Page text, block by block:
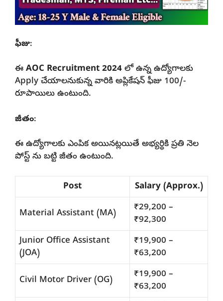
ఫీజు:
ఈ AOC Recruitment 2024 లో ఉన్న ఉద్యోగాలకు
Apply చేయాలనుకున్న వారికి అప్లికేషన్ ఫీజు 100/-
రూపాయిలు ఉంటుంది.
జీతం:
ఈ ఉద్యోగాలకు ఎంపిక అయినట్లయితే అభ్యర్థికి ప్రతి నెల
పోస్ట్ ను బట్టి జీతం ఉంటుంది.
Post Salary (Approx.)
Material Assistant (MA)
₹29,200 –
₹92,300
Junior Office Assistant
(JOA)
₹19,900 –
₹63,200
Civil Motor Driver (OG)
₹19,900 –
₹63,200